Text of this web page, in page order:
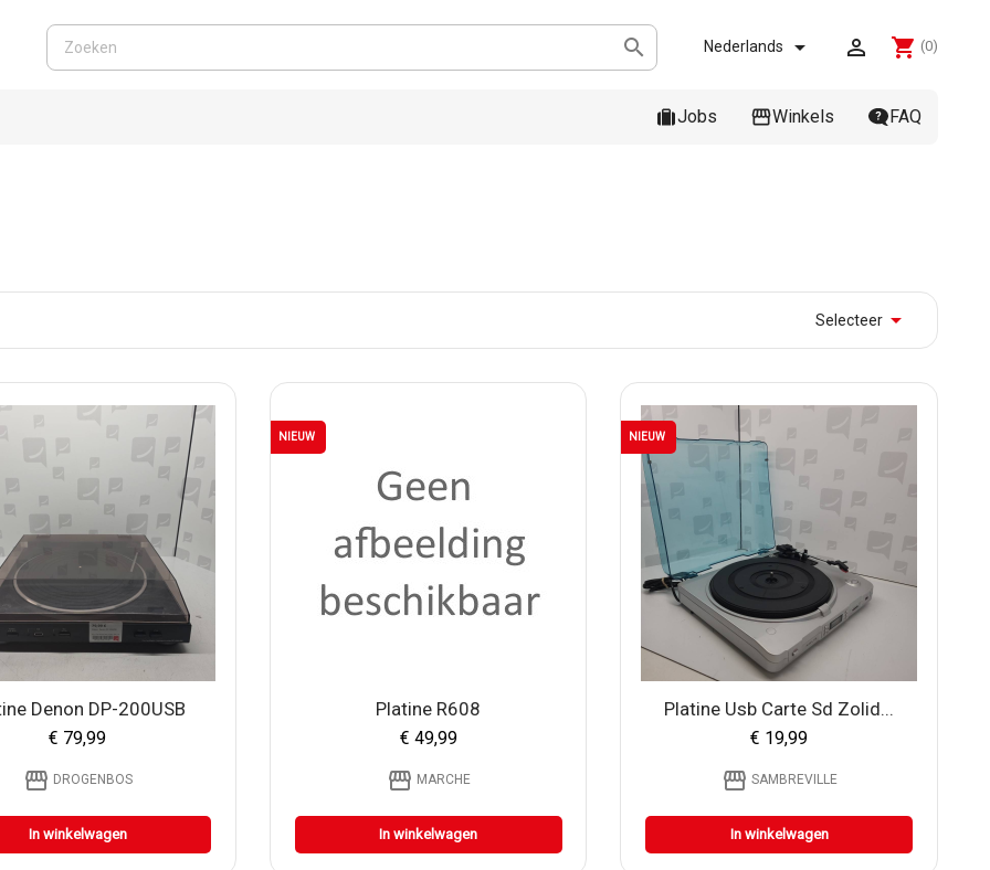
 shopping_cart (0)
Nederlands  
Jobs Winkels FAQ
Selecteer 
Denon DP-200USB
€ 79,99
storefront DROGENBOS
In winkelwagen
Platine R608
€ 49,99
storefront MARCHE
In winkelwagen
NIEUW
Platine Usb Carte Sd Zolid...
€ 19,99
storefront SAMBREVILLE
In winkelwagen
NIEUW